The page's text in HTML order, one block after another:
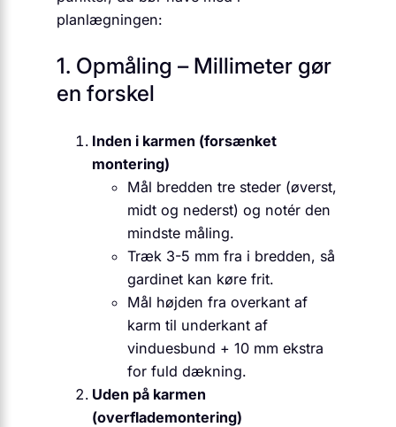
planlægningen:
1. Opmåling – Millimeter gør
en forskel
Inden i karmen (forsænket
montering)
Mål bredden tre steder (øverst,
midt og nederst) og notér den
mindste måling.
Træk 3-5 mm fra i bredden, så
gardinet kan køre frit.
Mål højden fra overkant af
karm til underkant af
vinduesbund + 10 mm ekstra
for fuld dækning.
Uden på karmen
(overflademontering)